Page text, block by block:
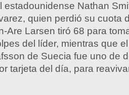
estadounidense Nathan
quien perdió su cuota
Are Larsen tiró 68 para
del líder, mientras que
de Suecia fue uno de
tarjeta del día, para